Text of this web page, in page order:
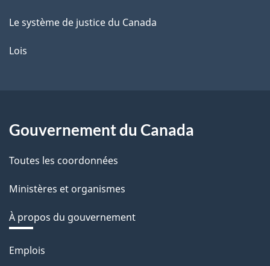
Le système de justice du Canada
Lois
Gouvernement du Canada
Toutes les coordonnées
Ministères et organismes
À propos du gouvernement
Thèmes
Emplois